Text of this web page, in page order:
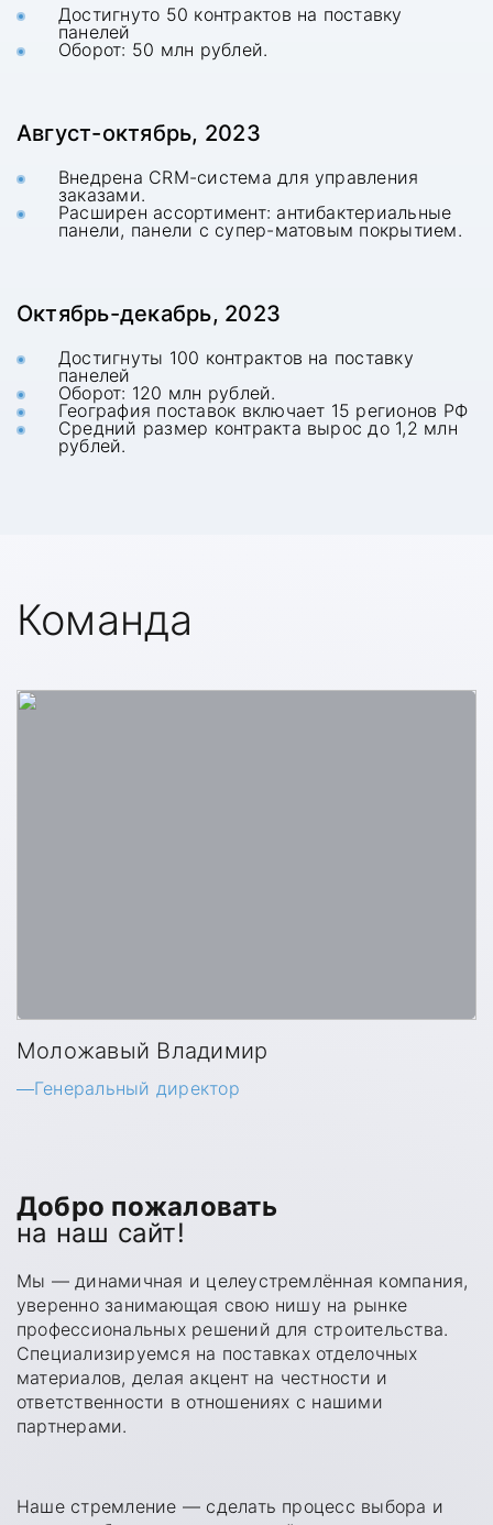
Достигнуто 50 контрактов на поставку
панелей
Оборот: 50 млн рублей.
Август-октябрь, 2023
Внедрена CRM-система для управления
заказами.
Расширен ассортимент: антибактериальные
панели, панели с супер-матовым покрытием.
Октябрь-декабрь, 2023
Достигнуты 100 контрактов на поставку
панелей
Оборот: 120 млн рублей.
География поставок включает 15 регионов РФ
Средний размер контракта вырос до 1,2 млн
рублей.
Команда
Моложавый Владимир
Генеральный директор
Добро пожаловать
на наш сайт!
Мы — динамичная и целеустремлённая компания,
уверенно занимающая свою нишу на рынке
профессиональных решений для строительства.
Специализируемся на поставках отделочных
материалов, делая акцент на честности и
ответственности в отношениях с нашими
партнерами.
Наше стремление — сделать процесс выбора и